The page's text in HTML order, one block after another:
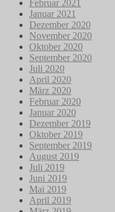
Februar 2021
Januar 2021
Dezember 2020
November 2020
Oktober 2020
September 2020
Juli 2020
April 2020
März 2020
Februar 2020
Januar 2020
Dezember 2019
Oktober 2019
September 2019
August 2019
Juli 2019
Juni 2019
Mai 2019
April 2019